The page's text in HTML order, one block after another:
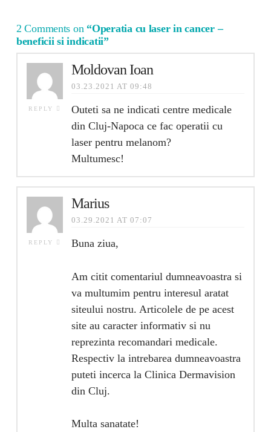
2 Comments on “Operatia cu laser in cancer –
beneficii si indicatii”
REPLY
Moldovan Ioan
03.23.2021 AT 09:48
Outeti sa ne indicati centre medicale
din Cluj-Napoca ce fac operatii cu
laser pentru melanom?
Multumesc!
REPLY
Marius
03.29.2021 AT 07:07
Buna ziua,
Am citit comentariul dumneavoastra si
va multumim pentru interesul aratat
siteului nostru. Articolele de pe acest
site au caracter informativ si nu
reprezinta recomandari medicale.
Respectiv la intrebarea dumneavoastra
puteti incerca la Clinica Dermavision
din Cluj.
Multa sanatate!